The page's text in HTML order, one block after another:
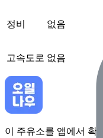
정비 없음
고속도로 없음
이 주유소를 앱에서 확